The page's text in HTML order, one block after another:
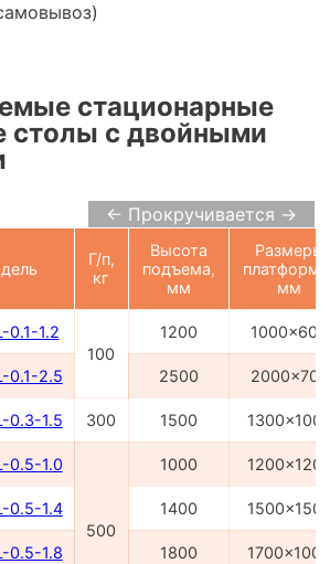
стационарные
столы с двойными
← Прокручивается →
Г/п,
кг
Высота
подъема,
мм
Размеры
мм
0.1-1.2
100
1200 1000x600
0.1-2.5 2500 2000x700
0.3-1.5 300 1500
0.5-1.0
500
1000
0.5-1.4 1400
0.5-1.8 1800